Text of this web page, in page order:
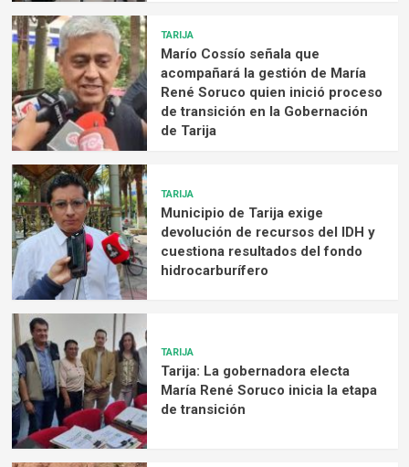
TARIJA
Marío Cossío señala que
acompañará la gestión de María
René Soruco quien inició proceso
de transición en la Gobernación
de Tarija
TARIJA
Municipio de Tarija exige
devolución de recursos del IDH y
cuestiona resultados del fondo
hidrocarburífero
TARIJA
Tarija: La gobernadora electa
María René Soruco inicia la etapa
de transición